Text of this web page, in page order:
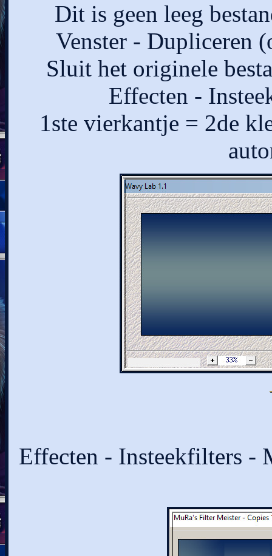
Dit is geen leeg
Venster - Dupliceren
Sluit het originele
Effecten -
1ste vierkantje = 2de
Effecten - Insteekfilters -